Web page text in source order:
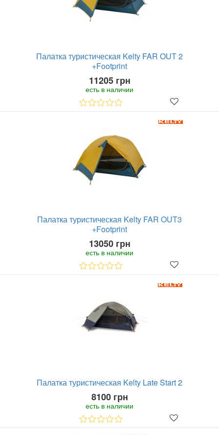
Палатка туристическая Kelty FAR OUT 2
+Footprint
11205 грн
есть в наличии
Палатка туристическая Kelty FAR OUT3
+Footprint
13050 грн
есть в наличии
Палатка туристическая Kelty Late Start 2
8100 грн
есть в наличии